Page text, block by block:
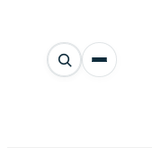
Αναζήτηση
άρθρων